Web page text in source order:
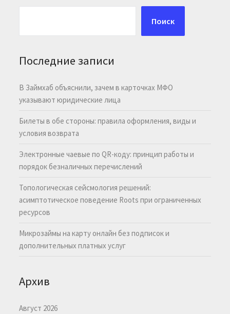
Поиск
Последние записи
В Займхаб объяснили, зачем в карточках МФО
указывают юридические лица
Билеты в обе стороны: правила оформления, виды и
условия возврата
Электронные чаевые по QR-коду: принцип работы и
порядок безналичных перечислений
Топологическая сейсмология решений:
асимптотическое поведение Roots при ограниченных
ресурсов
Микрозаймы на карту онлайн без подписок и
дополнительных платных услуг
Архив
Август 2026